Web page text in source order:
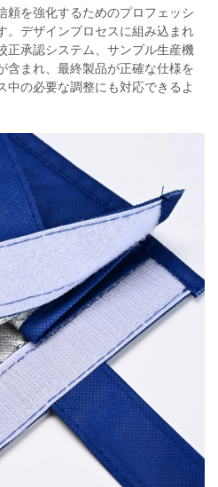
頼を強化するためのプロフェッシ
。デザインプロセスに組み込まれ
正承認システム、サンプル生産機
含まれ、最終製品が正確な仕様を
中の必要な調整にも対応できるよ